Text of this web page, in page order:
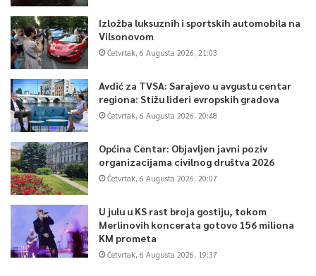
Izložba luksuznih i sportskih automobila na
Vilsonovom
Četvrtak, 6 Augusta 2026, 21:03
Avdić za TVSA: Sarajevo u avgustu centar
regiona: Stižu lideri evropskih gradova
Četvrtak, 6 Augusta 2026, 20:48
Općina Centar: Objavljen javni poziv
organizacijama civilnog društva 2026
Četvrtak, 6 Augusta 2026, 20:07
U julu u KS rast broja gostiju, tokom
Merlinovih koncerata gotovo 156 miliona
KM prometa
Četvrtak, 6 Augusta 2026, 19:37